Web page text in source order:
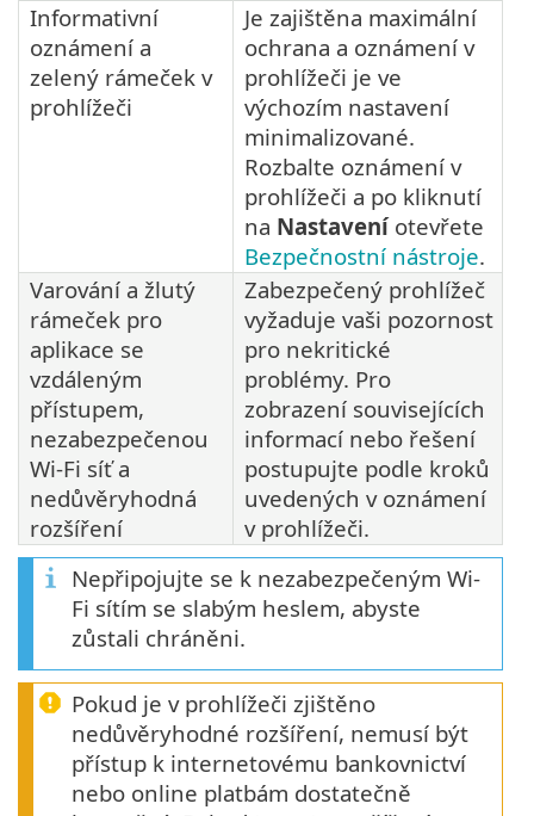
Informativní
oznámení a
zelený rámeček v
prohlížeči
Je zajištěna maximální
ochrana a oznámení v
prohlížeči je ve
výchozím nastavení
minimalizované.
Rozbalte oznámení v
prohlížeči a po kliknutí
na Nastaveníotevřete
Bezpečnostní nástroje.
Varování a žlutý
rámeček pro
aplikace se
vzdáleným
přístupem,
nezabezpečenou
Wi-Fi síť a
nedůvěryhodná
rozšíření
Zabezpečený prohlížeč
vyžaduje vaši pozornost
pro nekritické
problémy. Pro
zobrazení souvisejících
informací nebo řešení
postupujte podle kroků
uvedených v oznámení
v prohlížeči.
Nepřipojujte se k nezabezpečeným Wi-
Fi sítím se slabým heslem, abyste
zůstali chráněni.
Pokud je v prohlížeči zjištěno
nedůvěryhodné rozšíření, nemusí být
přístup k internetovému bankovnictví
nebo online platbám dostatečně